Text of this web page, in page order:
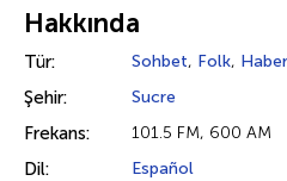
Hakkında
Tür: Sohbet, Folk,
Şehir: Sucre
Frekans: 101.5 FM, 600 AM
Dil: Español